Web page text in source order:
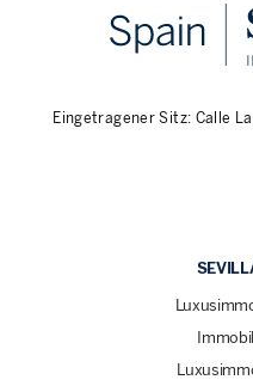
Eingetragener Sitz: Calle